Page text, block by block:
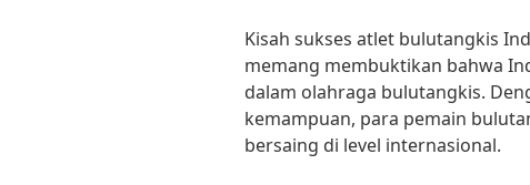
Kisah sukses atlet bulutangkis
memang membuktikan bahwa
dalam olahraga bulutangkis.
kemampuan, para pemain
bersaing di level internasional.